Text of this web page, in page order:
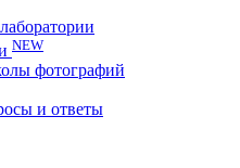
NEW
фотографий
и ответы